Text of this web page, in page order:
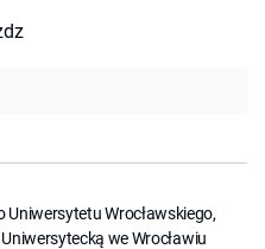
Wrocławskiego,
we Wrocławiu